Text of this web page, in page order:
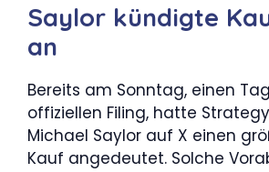
Saylor kündigte
an
Bereits am Sonntag, einen
offiziellen Filing, hatte
Michael Saylor auf X einen
Kauf angedeutet. Solche